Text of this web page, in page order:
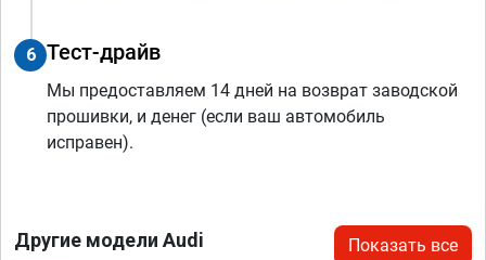
6 Тест-драйв
Мы предоставляем 14 дней на возврат заводской
прошивки, и денег (если ваш автомобиль
исправен).
Другие модели Audi Показать все